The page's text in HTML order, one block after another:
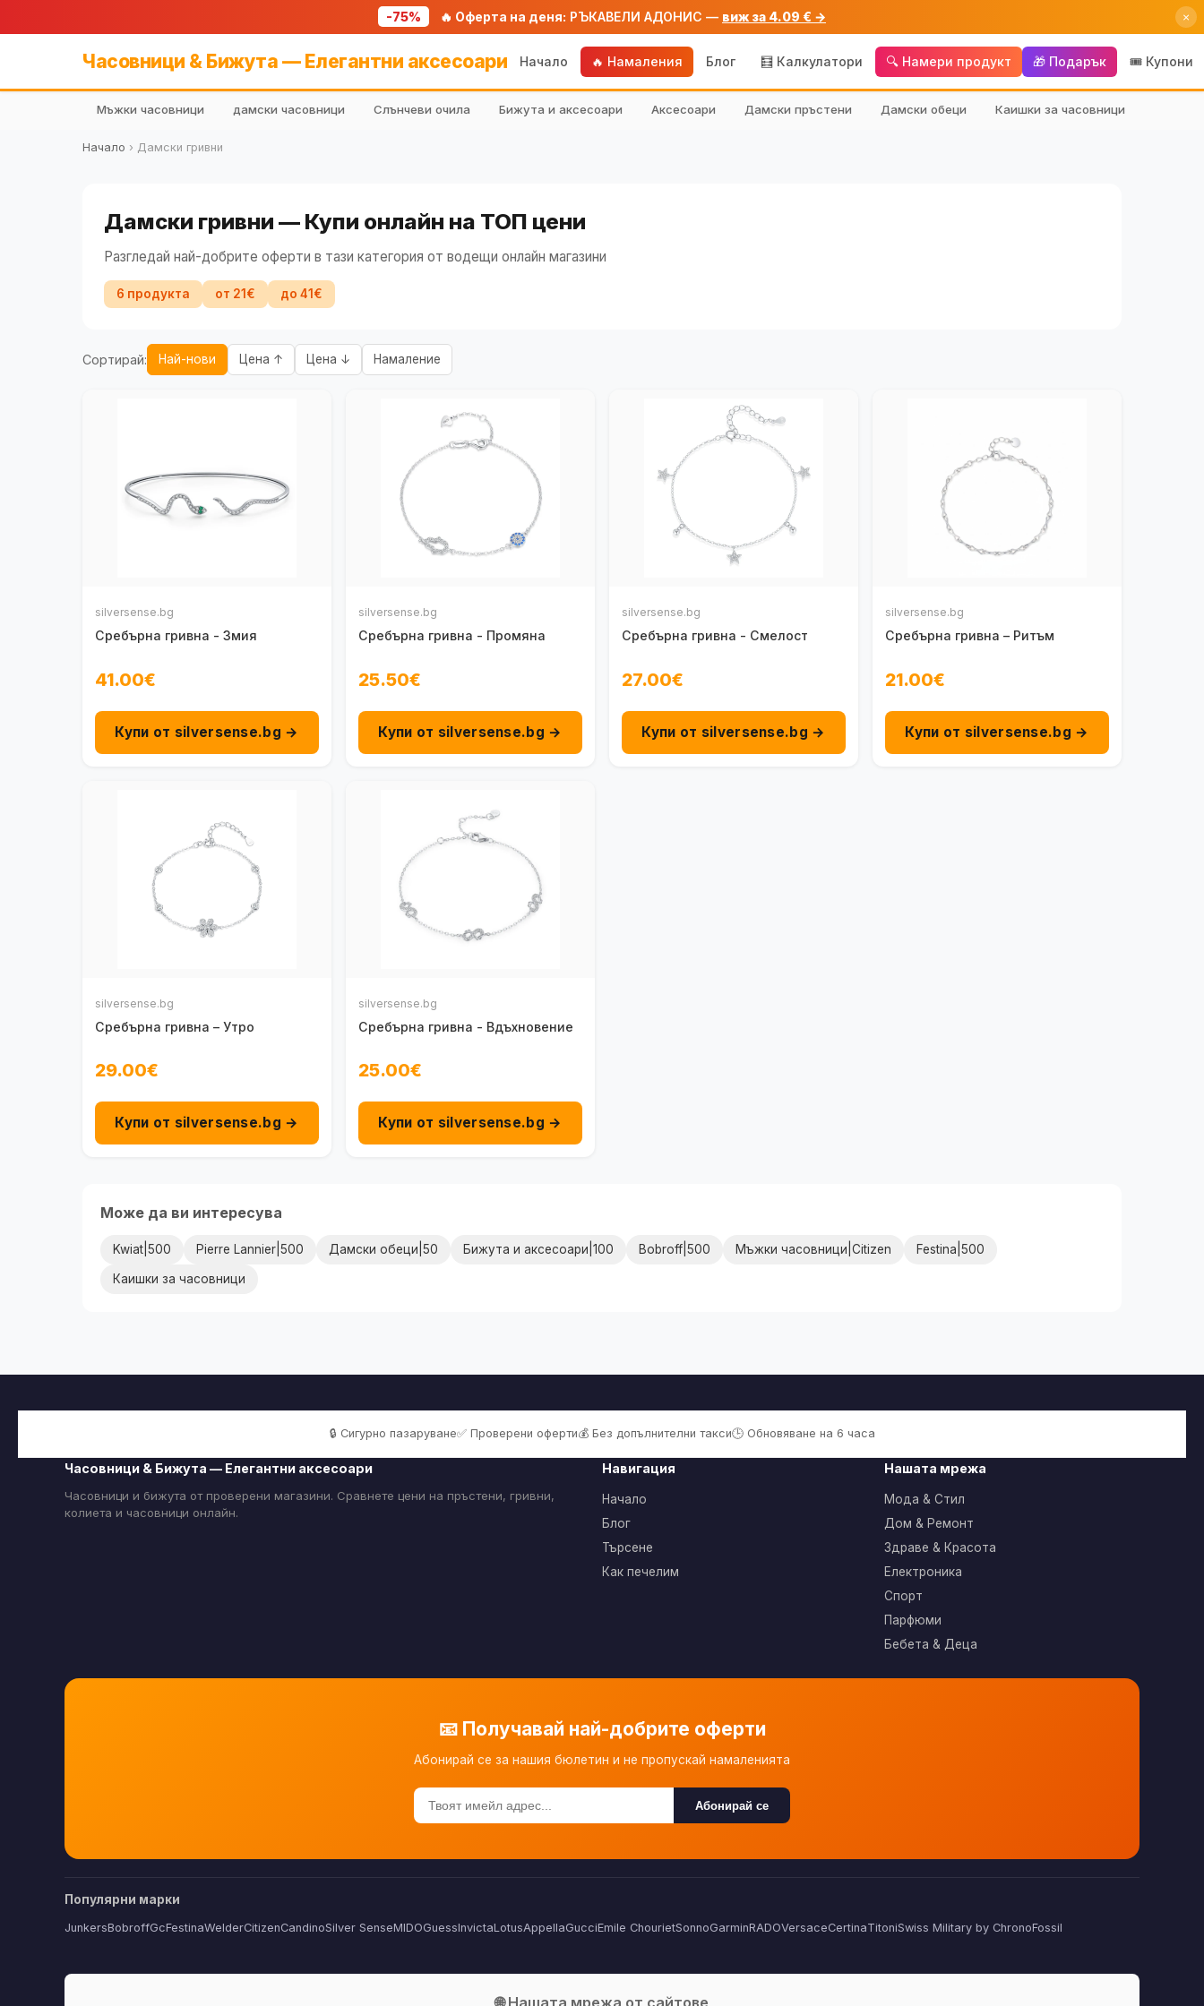
-75% 🔥 Оферта на деня: РЪКАВЕЛИ АДОНИС — виж за 4.09 € → ×
Часовници & Бижута — Елегантни аксесоари Начало 🔥 Намаления Блог 🧮 Калкулатори 🔍 Намери продукт 🎁 Подарък 🎟️ Купони
Мъжки часовници дамски часовници Слънчеви очила Бижута и аксесоари Аксесоари Дамски пръстени Дамски обеци Каишки за часовници
Начало › Дамски гривни
Дамски гривни — Купи онлайн на ТОП цени
Разгледай най-добрите оферти в тази категория от водещи онлайн магазини
6 продукта от 21€ до 41€
Сортирай: Най-нови Цена ↑ Цена ↓ Намаление
silversense.bg
Сребърна гривна - Змия
41.00€
Купи от silversense.bg →
silversense.bg
Сребърна гривна - Промяна
25.50€
Купи от silversense.bg →
silversense.bg
Сребърна гривна - Смелост
27.00€
Купи от silversense.bg →
silversense.bg
Сребърна гривна – Ритъм
21.00€
Купи от silversense.bg →
silversense.bg
Сребърна гривна – Утро
29.00€
Купи от silversense.bg →
silversense.bg
Сребърна гривна - Вдъхновение
25.00€
Купи от silversense.bg →
Може да ви интересува
Kwiat|500 Pierre Lannier|500 Дамски обеци|50 Бижута и аксесоари|100 Bobroff|500 Мъжки часовници|Citizen Festina|500
Каишки за часовници
🔒 Сигурно пазаруване✅ Проверени оферти💰 Без допълнителни такси🕒 Обновяване на 6 часа
Часовници & Бижута — Елегантни аксесоари
Часовници и бижута от проверени магазини. Сравнете цени на пръстени, гривни,
колиета и часовници онлайн.
Навигация
Начало
Блог
Търсене
Как печелим
Нашата мрежа
Мода & Стил
Дом & Ремонт
Здраве & Красота
Електроника
Спорт
Парфюми
Бебета & Деца
📧 Получавай най-добрите оферти
Абонирай се за нашия бюлетин и не пропускай намаленията
Абонирай се
Популярни марки
JunkersBobroffGcFestinaWelderCitizenCandinoSilver SenseMIDOGuessInvictaLotusAppellaGucciEmile ChourietSonnoGarminRADOVersaceCertinaTitoniSwiss Military by ChronoFossil